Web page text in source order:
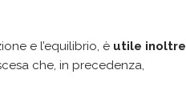
e l’equilibrio, è utile inoltre
che, in precedenza,